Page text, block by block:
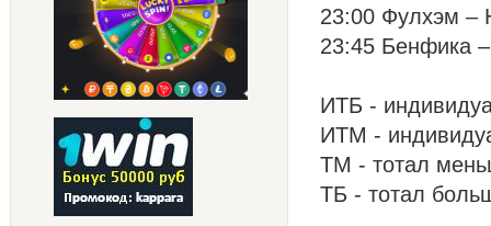
23:00 Фулхэм –
23:45 Бенфика
ИТБ -
ИТМ -
ТМ - тотал
ТБ - тотал